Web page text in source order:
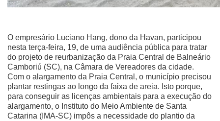
O empresário Luciano Hang, dono da Havan, participou
nesta terça-feira, 19, de uma audiência pública para tratar
do projeto de reurbanização da Praia Central de Balneário
Camboriú (SC), na Câmara de Vereadores da cidade.
Com o alargamento da Praia Central, o município precisou
plantar restingas ao longo da faixa de areia. Isto porque,
para conseguir as licenças ambientais para a execução do
alargamento, o Instituto do Meio Ambiente de Santa
Catarina (IMA-SC) impôs a necessidade do plantio da